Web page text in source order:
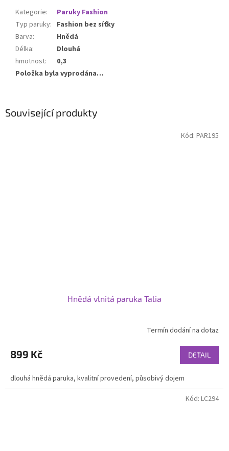
Související produkty
Hnědá vlnitá paruka Talia
Termín dodání na dotaz
899 Kč DETAIL
dlouhá hnědá paruka, kvalitní provedení, působivý dojem
Kód: PAR195
Kód: LC294
Kategorie:
Paruky Fashion
Typ paruky: Fashion bez síťky
Barva:
Hnědá
Délka:
Dlouhá
hmotnost:
0,3
Položka byla vyprodána…